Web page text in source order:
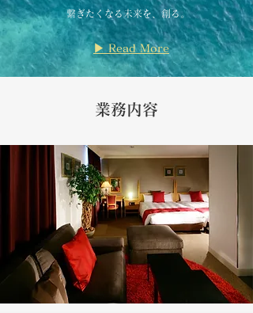
繋ぎたくなる未来を、創る。
▶ Read More
業務内容